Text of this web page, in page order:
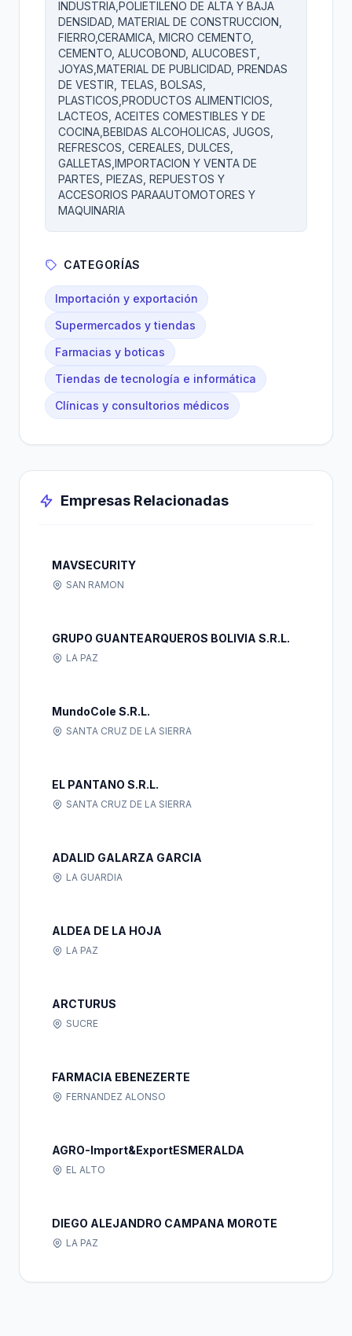
INDUSTRIA,POLIETILENO DE ALTA Y BAJA
DENSIDAD, MATERIAL DE CONSTRUCCION,
FIERRO,CERAMICA, MICRO CEMENTO,
CEMENTO, ALUCOBOND, ALUCOBEST,
JOYAS,MATERIAL DE PUBLICIDAD, PRENDAS
DE VESTIR, TELAS, BOLSAS,
PLASTICOS,PRODUCTOS ALIMENTICIOS,
LACTEOS, ACEITES COMESTIBLES Y DE
COCINA,BEBIDAS ALCOHOLICAS, JUGOS,
REFRESCOS, CEREALES, DULCES,
GALLETAS,IMPORTACION Y VENTA DE
PARTES, PIEZAS, REPUESTOS Y
ACCESORIOS PARAAUTOMOTORES Y
MAQUINARIA
CATEGORÍAS
Importación y exportación
Supermercados y tiendas
Farmacias y boticas
Tiendas de tecnología e informática
Clínicas y consultorios médicos
Empresas Relacionadas
MAVSECURITY
SAN RAMON
GRUPO GUANTEARQUEROS BOLIVIA S.R.L.
LA PAZ
MundoCole S.R.L.
SANTA CRUZ DE LA SIERRA
EL PANTANO S.R.L.
SANTA CRUZ DE LA SIERRA
ADALID GALARZA GARCIA
LA GUARDIA
ALDEA DE LA HOJA
LA PAZ
ARCTURUS
SUCRE
FARMACIA EBENEZERTE
FERNANDEZ ALONSO
AGRO-Import&ExportESMERALDA
EL ALTO
DIEGO ALEJANDRO CAMPANA MOROTE
LA PAZ